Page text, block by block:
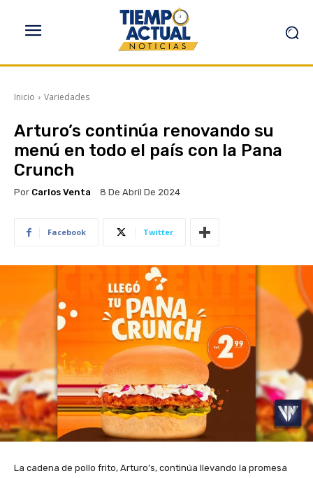
Inicio Variedades
Arturo’s continúa renovando su
menú en todo el país con la Pana
Crunch
Por Carlos Venta 8 De Abril De 2024
Facebook Twitter
La cadena de pollo frito, Arturo’s, continúa llevando la promesa